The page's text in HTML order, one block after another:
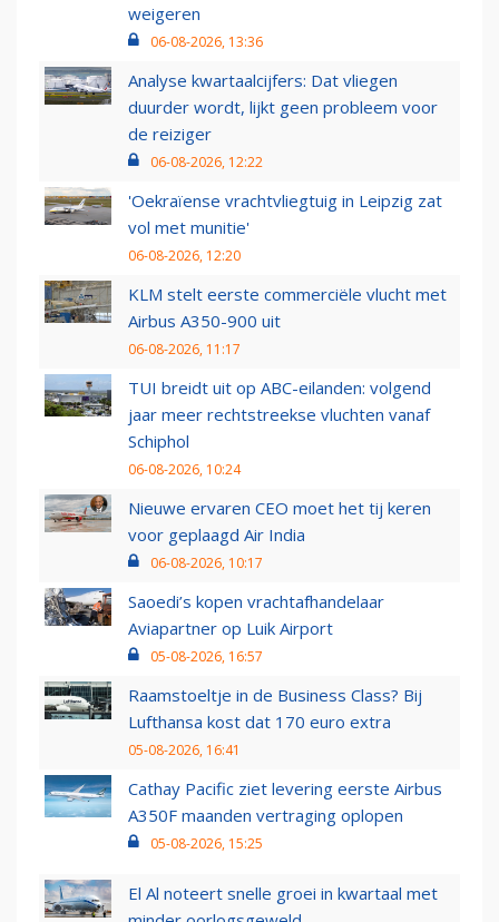
weigeren
06-08-2026, 13:36
Analyse kwartaalcijfers: Dat vliegen
duurder wordt, lijkt geen probleem voor
de reiziger
06-08-2026, 12:22
'Oekraïense vrachtvliegtuig in Leipzig zat
vol met munitie'
06-08-2026, 12:20
KLM stelt eerste commerciële vlucht met
Airbus A350-900 uit
06-08-2026, 11:17
TUI breidt uit op ABC-eilanden: volgend
jaar meer rechtstreekse vluchten vanaf
Schiphol
06-08-2026, 10:24
Nieuwe ervaren CEO moet het tij keren
voor geplaagd Air India
06-08-2026, 10:17
Saoedi’s kopen vrachtafhandelaar
Aviapartner op Luik Airport
05-08-2026, 16:57
Raamstoeltje in de Business Class? Bij
Lufthansa kost dat 170 euro extra
05-08-2026, 16:41
Cathay Pacific ziet levering eerste Airbus
A350F maanden vertraging oplopen
05-08-2026, 15:25
El Al noteert snelle groei in kwartaal met